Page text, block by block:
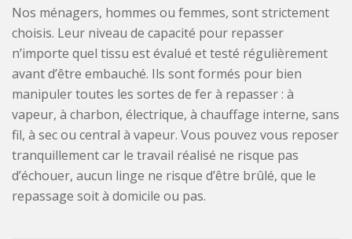
Nos ménagers, hommes ou femmes, sont strictement
choisis. Leur niveau de capacité pour repasser
n’importe quel tissu est évalué et testé régulièrement
avant d’être embauché. Ils sont formés pour bien
manipuler toutes les sortes de fer à repasser : à
vapeur, à charbon, électrique, à chauffage interne, sans
fil, à sec ou central à vapeur. Vous pouvez vous reposer
tranquillement car le travail réalisé ne risque pas
d’échouer, aucun linge ne risque d’être brûlé, que le
repassage soit à domicile ou pas.